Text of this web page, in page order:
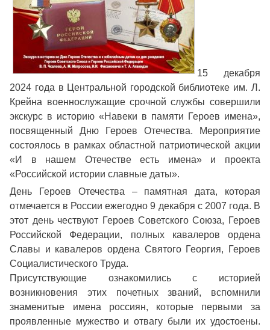
15 декабря
2024 года в Центральной городской библиотеке им. Л.
Крейна военнослужащие срочной службы совершили
экскурс в историю «Навеки в памяти Героев имена»,
посвященный Дню Героев Отечества. Мероприятие
состоялось в рамках областной патриотической акции
«И в нашем Отечестве есть имена» и проекта
«Российской истории славные даты».
День Героев Отечества – памятная дата, которая
отмечается в России ежегодно 9 декабря с 2007 года. В
этот день чествуют Героев Советского Союза, Героев
Российской Федерации, полных кавалеров ордена
Славы и кавалеров ордена Святого Георгия, Героев
Социалистического Труда.
Присутствующие ознакомились с историей
возникновения этих почетных званий, вспомнили
знаменитые имена россиян, которые первыми за
проявленные мужество и отвагу были их удостоены.